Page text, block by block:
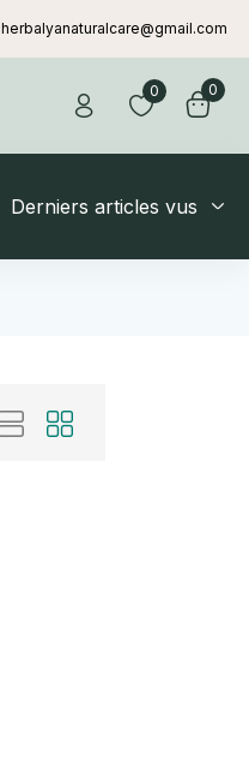
herbalyanaturalcare@gmail.com
0 0
Derniers articles vus